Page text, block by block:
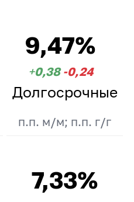
9,47%
+0,38 -0,24
Долгосрочные
п.п. м/м; п.п. г/г
7,33%